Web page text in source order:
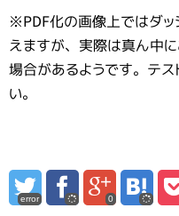
※PDF化の画像上ではダッ
えますが、実際は真ん中
場合があるようです。テス
い。
error 0